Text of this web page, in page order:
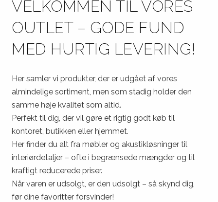
VELKOMMEN TIL VORES
OUTLET – GODE FUND
MED HURTIG LEVERING!
Her samler vi produkter, der er udgået af vores
almindelige sortiment, men som stadig holder den
samme høje kvalitet som altid.
Perfekt til dig, der vil gøre et rigtig godt køb til
kontoret, butikken eller hjemmet.
Her finder du alt fra møbler og akustikløsninger til
interiørdetaljer – ofte i begrænsede mængder og til
kraftigt reducerede priser.
Når varen er udsolgt, er den udsolgt – så skynd dig,
før dine favoritter forsvinder!